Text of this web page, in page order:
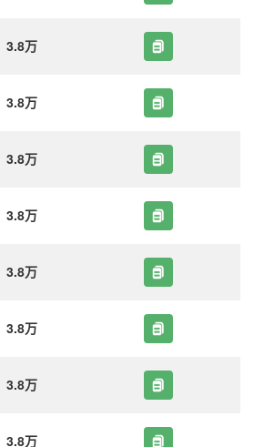
3.8万
3.8万
3.8万
3.8万
3.8万
3.8万
3.8万
3.8万